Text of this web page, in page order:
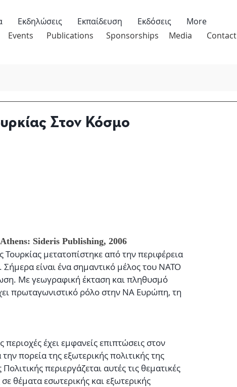
Contact
Media
Sponsorships
Publications
Events
Εκδηλώσεις Εκπαίδευση Εκδόσεις More
Στον Κόσμο
Sideris Publishing, 2006
μετατοπίστηκε από την περιφέρεια
Σήμερα είναι ένα σημαντικό μέλος του ΝΑΤΟ
Με γεωγραφική έκταση και πληθυσμό
πρωταγωνιστικό ρόλο στην ΝΑ Ευρώπη, τη
έχει εμφανείς επιπτώσεις στον
πορεία της εξωτερικής πολιτικής της
περιεργάζεται αυτές τις θεματικές
θέματα εσωτερικής και εξωτερικής